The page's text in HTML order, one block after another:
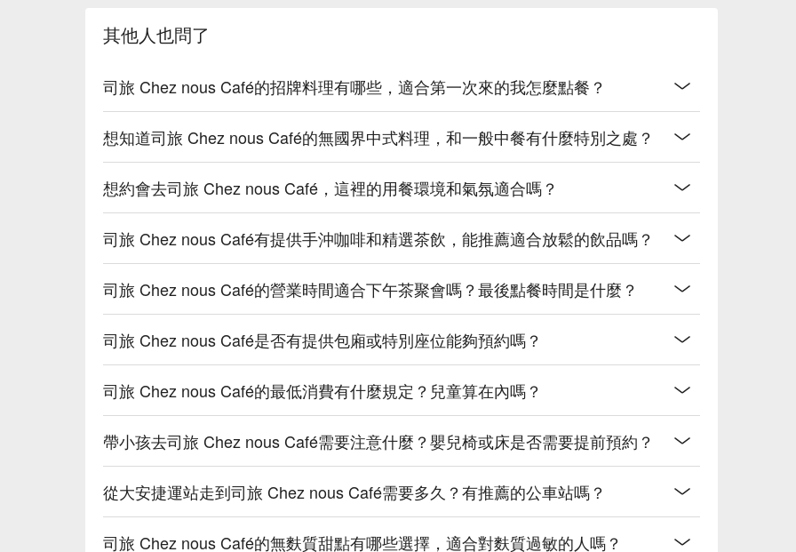
其他人也問了
司旅 Chez nous Café的招牌料理有哪些，適合第一次來的我怎麼點餐？
想知道司旅 Chez nous Café的無國界中式料理，和一般中餐有什麼特別之處？
想約會去司旅 Chez nous Café，這裡的用餐環境和氣氛適合嗎？
司旅 Chez nous Café有提供手沖咖啡和精選茶飲，能推薦適合放鬆的飲品嗎？
司旅 Chez nous Café的營業時間適合下午茶聚會嗎？最後點餐時間是什麼？
司旅 Chez nous Café是否有提供包廂或特別座位能夠預約嗎？
司旅 Chez nous Café的最低消費有什麼規定？兒童算在內嗎？
帶小孩去司旅 Chez nous Café需要注意什麼？嬰兒椅或床是否需要提前預約？
從大安捷運站走到司旅 Chez nous Café需要多久？有推薦的公車站嗎？
司旅 Chez nous Café的無麩質甜點有哪些選擇，適合對麩質過敏的人嗎？